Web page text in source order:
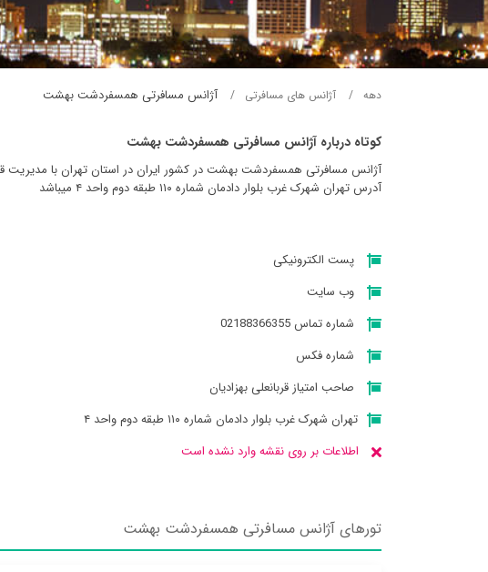
دهه آژانس های مسافرتی آژانس مسافرتی همسفردشت بهشت
کوتاه درباره آژانس مسافرتی همسفردشت بهشت
آژانس مسافرتی همسفردشت بهشت در کشور ایران در استان تهران با مدیریت
آدرس تهران شهرک غرب بلوار دادمان شماره ۱۱۰ طبقه دوم واحد ۴ میباشد
پست الکترونیکی
وب سایت
شماره تماس 02188366355
شماره فکس
صاحب امتیاز قربانعلی بهزادیان
تهران شهرک غرب بلوار دادمان شماره ۱۱۰ طبقه دوم واحد ۴
اطلاعات بر روی نقشه وارد نشده است
تورهای آژانس مسافرتی همسفردشت بهشت